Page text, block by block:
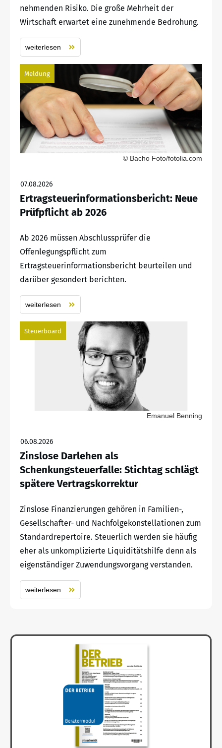
nehmenden Risiko. Die große Mehrheit der
Wirtschaft erwartet eine zunehmende Bedrohung.
weiterlesen
Meldung
© Bacho Foto/fotolia.com
07.08.2026
Ertragsteuerinformationsbericht: Neue
Prüfpflicht ab 2026
Ab 2026 müssen Abschlussprüfer die
Offenlegungspflicht zum
Ertragsteuerinformationsbericht beurteilen und
darüber gesondert berichten.
weiterlesen
Steuerboard
Emanuel Benning
06.08.2026
Zinslose Darlehen als
Schenkungsteuerfalle: Stichtag schlägt
spätere Vertragskorrektur
Zinslose Finanzierungen gehören in Familien-,
Gesellschafter- und Nachfolgekonstellationen zum
Standardrepertoire. Steuerlich werden sie häufig
eher als unkomplizierte Liquiditätshilfe denn als
eigenständiger Zuwendungsvorgang verstanden.
weiterlesen